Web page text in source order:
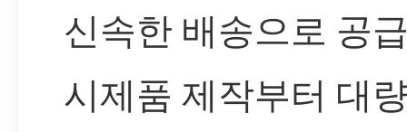
신속한 배송으로 공
시제품 제작부터 대